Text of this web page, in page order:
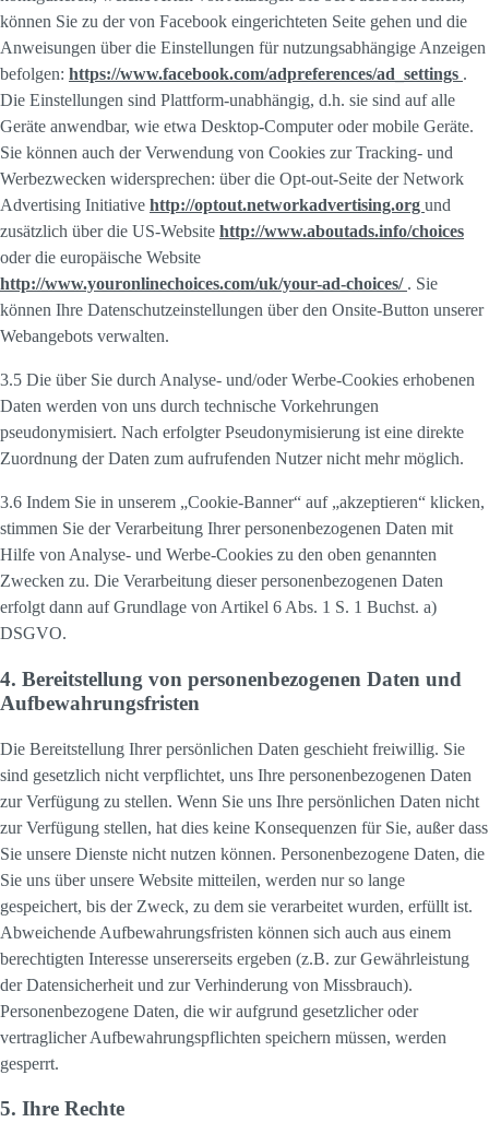
können Sie zu der von Facebook eingerichteten Seite gehen und die
Anweisungen über die Einstellungen für nutzungsabhängige Anzeigen
befolgen: https://www.facebook.com/adpreferences/ad_settings .
Die Einstellungen sind Plattform-unabhängig, d.h. sie sind auf alle
Geräte anwendbar, wie etwa Desktop-Computer oder mobile Geräte.
Sie können auch der Verwendung von Cookies zur Tracking- und
Werbezwecken widersprechen: über die Opt-out-Seite der Network
Advertising Initiative http://optout.networkadvertising.org und
zusätzlich über die US-Website http://www.aboutads.info/choices
oder die europäische Website
http://www.youronlinechoices.com/uk/your-ad-choices/ . Sie
können Ihre Datenschutzeinstellungen über den Onsite-Button unserer
Webangebots verwalten.
3.5 Die über Sie durch Analyse- und/oder Werbe-Cookies erhobenen
Daten werden von uns durch technische Vorkehrungen
pseudonymisiert. Nach erfolgter Pseudonymisierung ist eine direkte
Zuordnung der Daten zum aufrufenden Nutzer nicht mehr möglich.
3.6 Indem Sie in unserem „Cookie-Banner“ auf „akzeptieren“ klicken,
stimmen Sie der Verarbeitung Ihrer personenbezogenen Daten mit
Hilfe von Analyse- und Werbe-Cookies zu den oben genannten
Zwecken zu. Die Verarbeitung dieser personenbezogenen Daten
erfolgt dann auf Grundlage von Artikel 6 Abs. 1 S. 1 Buchst. a)
DSGVO.
4. Bereitstellung von personenbezogenen Daten und
Aufbewahrungsfristen
Die Bereitstellung Ihrer persönlichen Daten geschieht freiwillig. Sie
sind gesetzlich nicht verpflichtet, uns Ihre personenbezogenen Daten
zur Verfügung zu stellen. Wenn Sie uns Ihre persönlichen Daten nicht
zur Verfügung stellen, hat dies keine Konsequenzen für Sie, außer dass
Sie unsere Dienste nicht nutzen können. Personenbezogene Daten, die
Sie uns über unsere Website mitteilen, werden nur so lange
gespeichert, bis der Zweck, zu dem sie verarbeitet wurden, erfüllt ist.
Abweichende Aufbewahrungsfristen können sich auch aus einem
berechtigten Interesse unsererseits ergeben (z.B. zur Gewährleistung
der Datensicherheit und zur Verhinderung von Missbrauch).
Personenbezogene Daten, die wir aufgrund gesetzlicher oder
vertraglicher Aufbewahrungspflichten speichern müssen, werden
gesperrt.
5. Ihre Rechte